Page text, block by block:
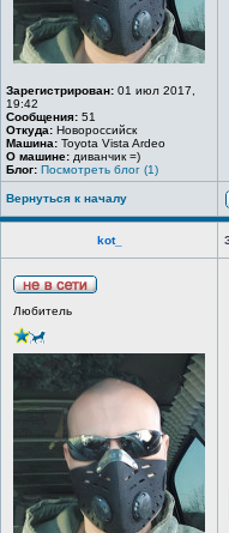
Зарегистрирован: 01 июл 2017,
19:42
Сообщения: 51
Откуда: Новороссийск
Машина: Toyota Vista Ardeo
О машине: диванчик =)
Блог: Посмотреть блог (1)
Вернуться к началу
kot_
Любитель